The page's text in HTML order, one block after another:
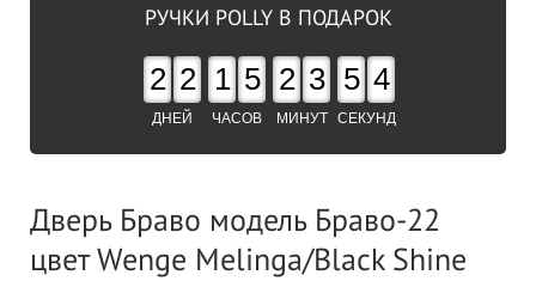
РУЧКИ POLLY В ПОДАРОК
2 2
ДНЕЙ
1 5
ЧАСОВ
2 3
МИНУТ
5 4
СЕКУНД
Дверь Браво модель Браво-22
цвет Wenge Melinga/Black Shine